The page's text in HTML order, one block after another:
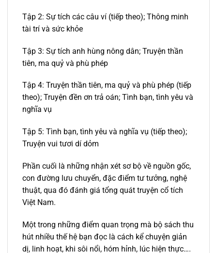
Tập 2: Sự tích các câu ví (tiếp theo); Thông minh
tài trí và sức khỏe
Tập 3: Sự tích anh hùng nông dân; Truyện thần
tiên, ma quỷ và phù phép
Tập 4: Truyện thần tiên, ma quỷ và phù phép (tiếp
theo); Truyện đền ơn trả oán; Tình bạn, tình yêu và
nghĩa vụ
Tập 5: Tình bạn, tình yêu và nghĩa vụ (tiếp theo);
Truyện vui tươi dí dỏm
Phần cuối là những nhận xét sơ bộ về nguồn gốc,
con đường lưu chuyển, đặc điểm tư tưởng, nghệ
thuật, qua đó đánh giá tổng quát truyện cổ tích
Việt Nam.
Một trong những điểm quan trọng mà bộ sách thu
hút nhiều thế hệ bạn đọc là cách kể chuyện giản
dị, linh hoạt, khi sôi nổi, hóm hỉnh, lúc hiện thực….